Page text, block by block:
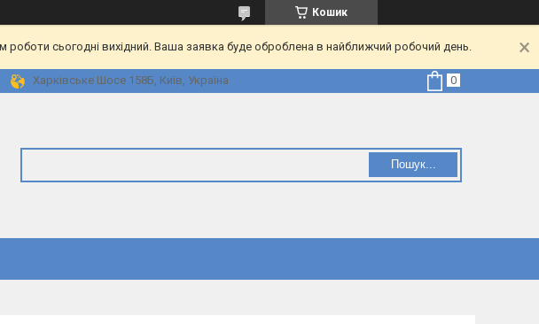
Кошик
сьогодні вихідний. Ваша заявка буде оброблена в найближчий робочий день.
Харківське Шосе 158Б, Київ, Україна
Пошук...